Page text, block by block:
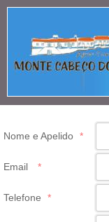
Nome e Apelido *
Email *
Telefone *